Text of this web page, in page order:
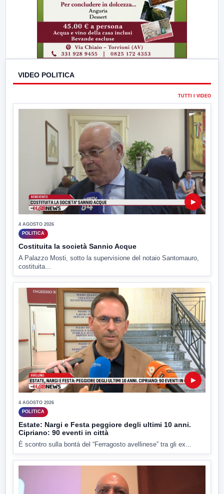
VIDEO POLITICA
TUTTI I VIDEO
▶
4 AGOSTO 2026
POLITICA
Costituita la società Sannio Acque
A Palazzo Mosti, sotto la supervisione del notaio Santomauro,
costituita...
▶
4 AGOSTO 2026
POLITICA
Estate: Nargi e Festa peggiore degli ultimi 10 anni.
Cipriano: 90 eventi in città
È scontro sulla bontà del “Ferragosto avellinese” tra gli ex...